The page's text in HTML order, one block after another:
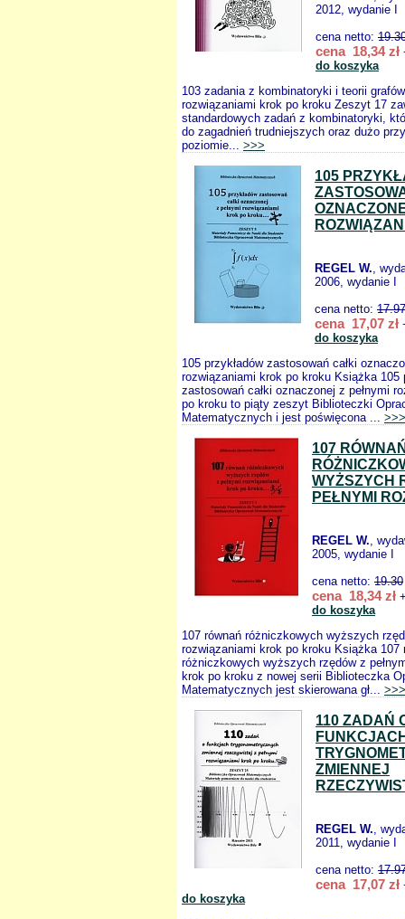
2012, wydanie I
cena netto:
cena 18,34 zł
do koszyka
103 zadania z kombinatoryki i teorii
rozwiązaniami krok po kroku Zeszyt 17
standardowych zadań z kombinatoryki,
do zagadnień trudniejszych oraz dużo
poziomie... >>>
105
REGEL W.,
2006, wydanie I
cena netto: 17.97
cena 17,07 zł
do koszyka
105 przykładów zastosowań całki
rozwiązaniami krok po kroku Książka 105
zastosowań całki oznaczonej z pełnymi
po kroku to piąty zeszyt Biblioteczki
Matematycznych i jest poświęcona ... >>>
107
WYŻSZYCH
PEŁNYMI
REGEL W.,
2005, wydanie I
cena netto: 19.30
cena 18,34 zł
do koszyka
107 równań różniczkowych wyższych
rozwiązaniami krok po kroku Książka 107
różniczkowych wyższych rzędów z
krok po kroku z nowej serii Biblioteczka
Matematycznych jest skierowana gł... >>>
110 ZADAŃ
ZMIENNEJ
REGEL W.,
2011, wydanie I
cena netto:
cena 17,07 zł
do koszyka